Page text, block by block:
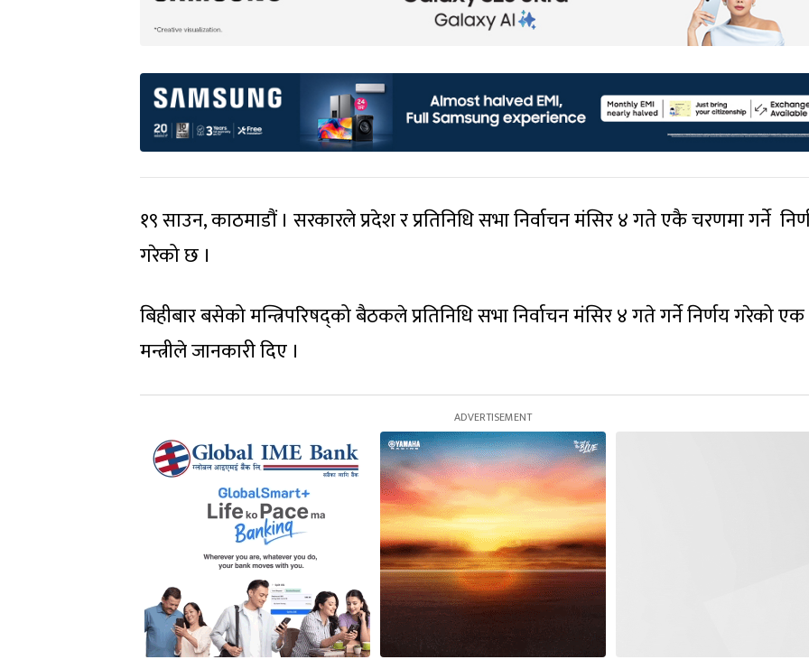
१९ साउन, काठमाडौं । सरकारले प्रदेश र प्रतिनिधि सभा निर्वाचन मंसिर ४ गते एकै चरणमा गर्ने
गरेको छ ।
बिहीबार बसेको मन्त्रिपरिषद्को बैठकले प्रतिनिधि सभा निर्वाचन मंसिर ४ गते गर्ने निर्णय गरेको एक
मन्त्रीले जानकारी दिए ।